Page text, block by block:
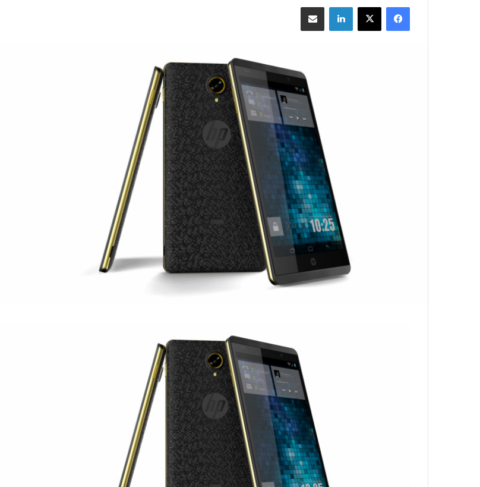
فيسبوك ‫X لينكدإن مشاركة بالبريد الإلكتروني